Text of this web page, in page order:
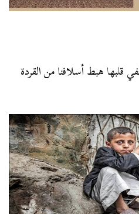
قلبها هبط أسلافنا من القردة